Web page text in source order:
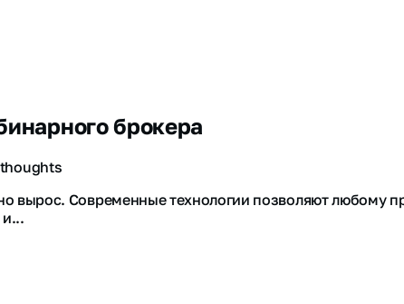
брокера
вырос. Современные технологии позволяют любому